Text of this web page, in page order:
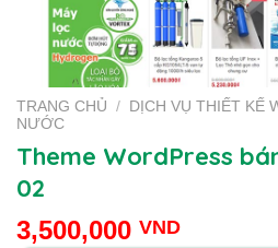
TRANG CHỦ /
DỊCH VỤ THIẾT KẾ
NƯỚC
Theme WordPress
02
3,500,000 VND